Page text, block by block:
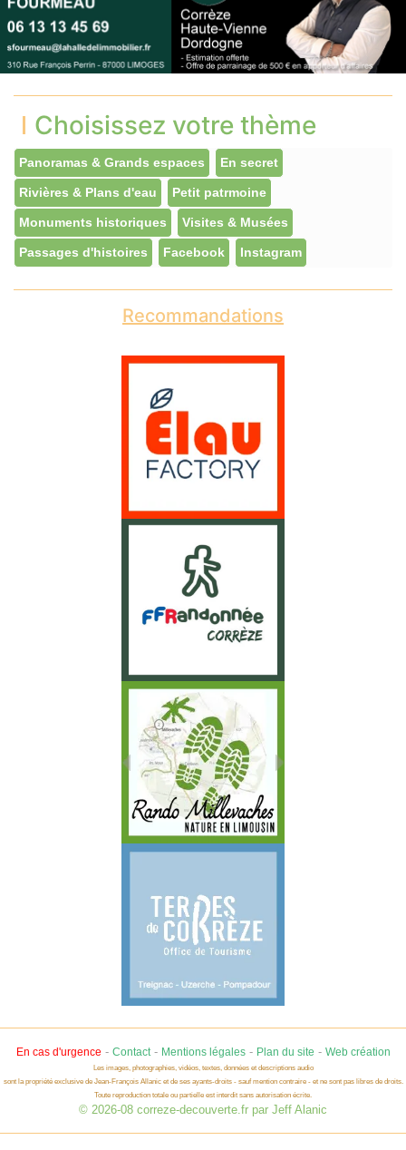
Choisissez votre thème
Panoramas & Grands espaces En secret
Rivières & Plans d'eau Petit patrmoine
Monuments historiques Visites & Musées
Passages d'histoires Facebook Instagram
Recommandations
En cas d'urgence - Contact- Mentions légales- Plan du site - Web création
Les images, photographies, vidéos, textes, données et descriptions audio
sont la propriété exclusive de Jean-François Allanic et de ses ayants-droits - sauf mention contraire - et ne sont pas libres de droits.
Toute reproduction totale ou partielle est interdit sans autorisation écrite.
© 2026-08 correze-decouverte.fr par Jeff Alanic